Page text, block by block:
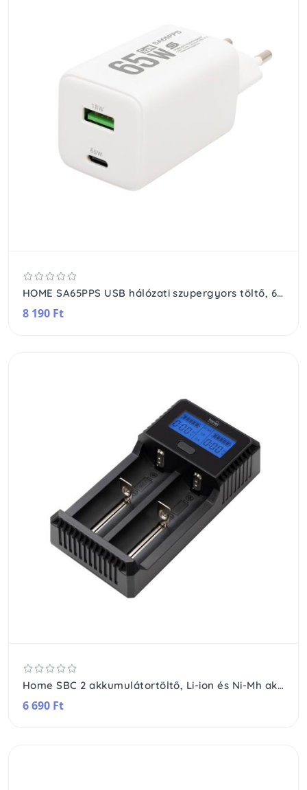
HOME SA65PPS USB hálózati szupergyors töltő, 65Watt, 2in1: USB-A + USB-C aljzat, QC + PD + PPS gyorstöltés, GaN technológia
8 190 Ft
Home SBC 2 akkumulátortöltő, Li-ion és Ni-Mh akkumulátorok töltésére, rövidzárlat elleni védelem, powerbank funkció, fordított polaritás érzékelés
6 690 Ft